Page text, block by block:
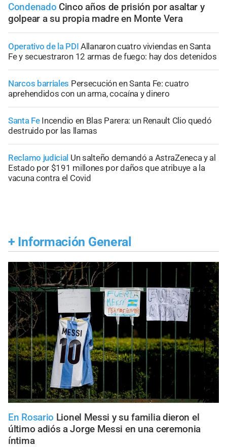
Condenado Cinco años de prisión por asaltar y
golpear a su propia madre en Monte Vera
Operativo de la PDI Allanaron cuatro viviendas en Santa
Fe y secuestraron 12 armas de fuego: hay dos detenidos
Narcos barriales Persecución en Santa Fe: cuatro
aprehendidos con un arma, cocaína y dinero
Santa Fe Incendio en Blas Parera: un Renault Clio quedó
destruido por las llamas
Reclamo judicial Un salteño demandó a AstraZeneca y al
Estado por $191 millones por daños que atribuye a la
vacuna contra el Covid
+ Información General
En Rosario Lionel Messi y su familia dieron el
último adiós a Jorge Messi en una ceremonia
íntima